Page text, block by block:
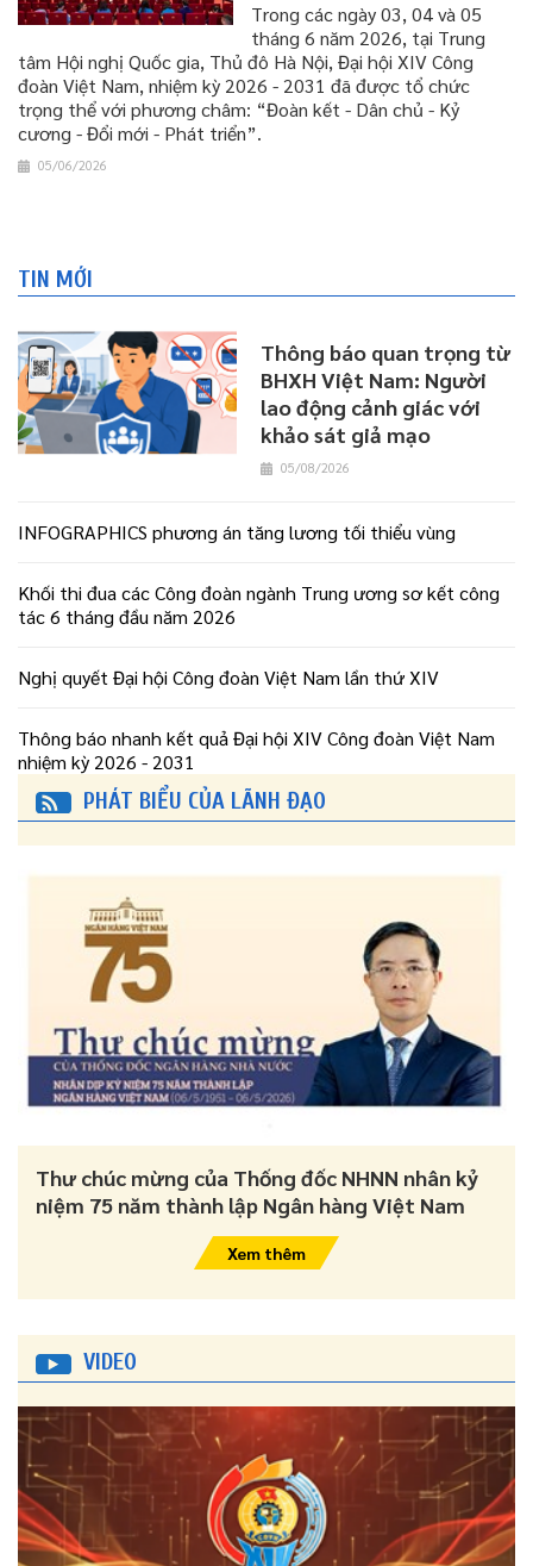
​​​​​​​Trong các ngày 03, 04 và 05
tháng 6 năm 2026, tại Trung
tâm Hội nghị Quốc gia, Thủ đô Hà Nội, Đại hội XIV Công
đoàn Việt Nam, nhiệm kỳ 2026 - 2031 đã được tổ chức
trọng thể với phương châm: “Đoàn kết - Dân chủ - Kỷ
cương - Đổi mới - Phát triển”.
05/06/2026
TIN MỚI
Thông báo quan trọng từ
BHXH Việt Nam: Người
lao động cảnh giác với
khảo sát giả mạo
05/08/2026
INFOGRAPHICS phương án tăng lương tối thiểu vùng
Khối thi đua các Công đoàn ngành Trung ương sơ kết công
tác 6 tháng đầu năm 2026
Nghị quyết Đại hội Công đoàn Việt Nam lần thứ XIV
Thông báo nhanh kết quả Đại hội XIV Công đoàn Việt Nam
nhiệm kỳ 2026 - 2031
PHÁT BIỂU CỦA LÃNH ĐẠO
Thư chúc mừng của Thống đốc NHNN nhân kỷ
niệm 75 năm thành lập Ngân hàng Việt Nam
Xem thêm
VIDEO